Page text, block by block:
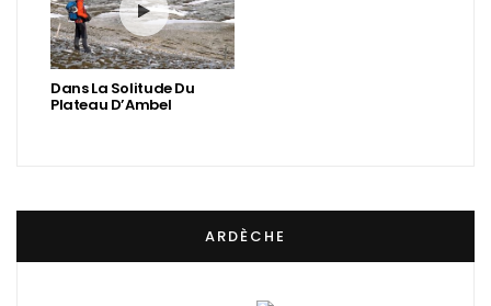
Dans La Solitude Du
Plateau D’Ambel
ARDÈCHE